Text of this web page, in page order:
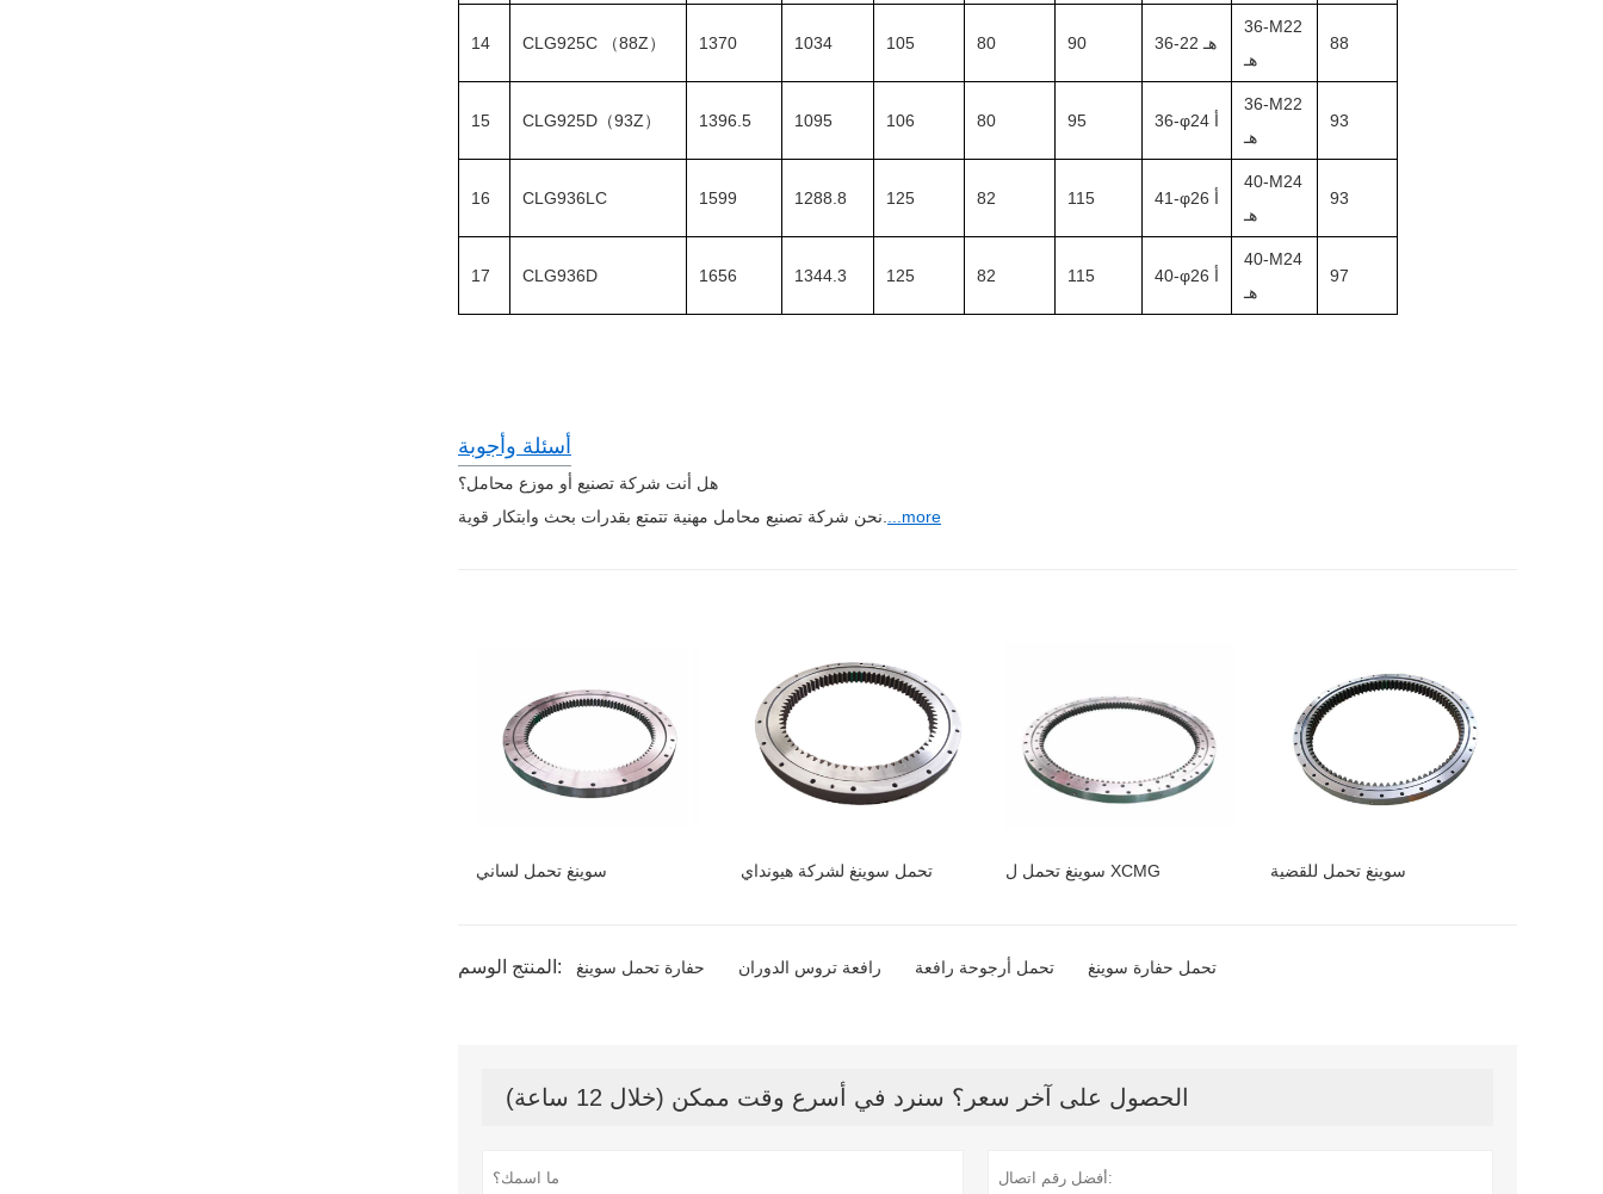
14 CLG925C （88Z） 1370 1034 105 80 90 36-22 هـ
36-M22
هـ
88
15 CLG925D（93Z） 1396.5 1095 106 80 95 36-φ24 أ
36-M22
هـ
93
16 CLG936LC 1599 1288.8 125 82 115 41-φ26 أ
40-M24
هـ
93
17 CLG936D 1656 1344.3 125 82 115 40-φ26 أ
40-M24
هـ
97
أسئلة وأجوبة
هل أنت شركة تصنيع أو موزع محامل؟
...more
سوينغ تحمل لساني تحمل سوينغ لشركة هيونداي سوينغ تحمل ل XCMG سوينغ تحمل للقضية
المنتج الوسم: حفارة تحمل سوينغ رافعة تروس الدوران تحمل أرجوحة رافعة تحمل حفارة سوينغ
الحصول على آخر سعر؟ سنرد في أسرع وقت ممكن (خلال 12 ساعة)